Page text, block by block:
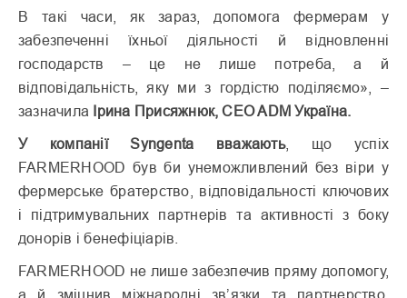
В такі часи, як зараз, допомога фермерам у
забезпеченні їхньої діяльності й відновленні
господарств – це не лише потреба, а й
відповідальність, яку ми з гордістю поділяємо», –
зазначила Ірина Присяжнюк, CEO ADM Україна.
У компанії Syngenta вважають, що успіх
FARMERHOOD був би унеможливлений без віри у
фермерське братерство, відповідальності ключових
і підтримувальних партнерів та активності з боку
донорів і бенефіціарів.
FARMERHOOD не лише забезпечив пряму допомогу,
а й зміцнив міжнародні зв’язки та партнерство,